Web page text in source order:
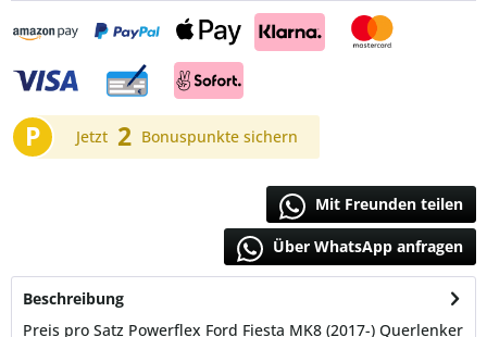
P Jetzt 2 Bonuspunkte sichern
Mit Freunden teilen
Über WhatsApp anfragen
Beschreibung
Preis pro Satz Powerflex Ford Fiesta MK8 (2017-) Querlenker